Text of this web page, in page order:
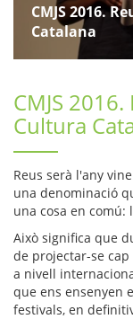
CMJS
CMJS 2016.
Catalana
CMJS
Cultura
Reus serà l'any
una denominació
una cosa en
Això significa que
de projectar-se
a nivell
que ens ensenyen
festivals, en